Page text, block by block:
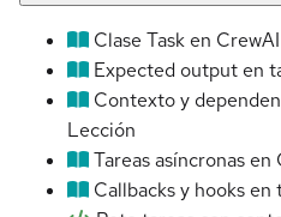
Clase Task en CrewAI
Expected output en
Contexto y
Lección
Tareas asíncronas en
Callbacks y hooks en